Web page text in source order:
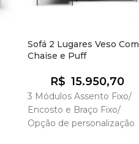
Sofá 2 Lugares Veso Com
Chaise e Puff
R$ 15.950,70
3 Módulos Assento Fixo/
Encosto e Braço Fixo/
Opção de personalização